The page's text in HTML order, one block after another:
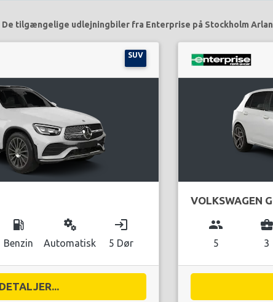
De tilgængelige udlejningbiler fra Enterprise på Stockholm
SUV
local_gas_station
Benzin
miscellaneous_services
Automatisk
login
5 Dør
VOLKSWAGEN
group
5
business_center
3